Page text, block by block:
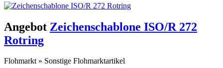
Angebot Zeichenschablone ISO/R 272
Rotring
Flohmarkt » Sonstige Flohmarktartikel